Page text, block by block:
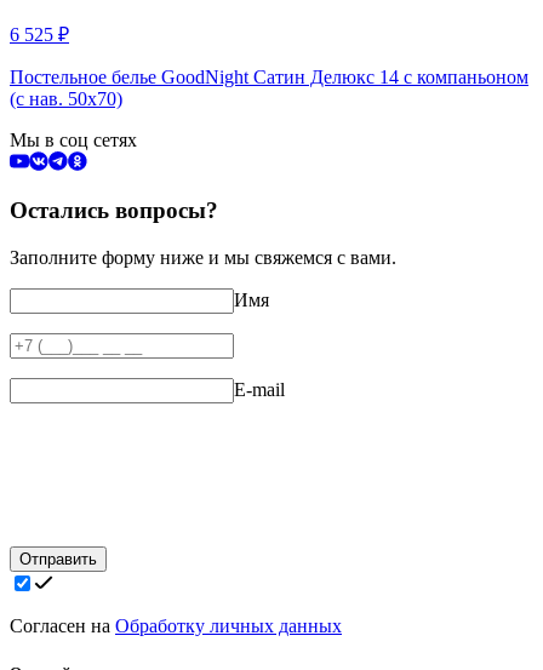
6 525 ₽
Постельное белье GoodNight Сатин Делюкс 14 с компаньоном
(с нав. 50х70)
Мы в соц сетях
Остались вопросы?
Заполните форму ниже и мы свяжемся с вами.
Имя
E-mail
Отправить
Согласен на Обработку личных данных